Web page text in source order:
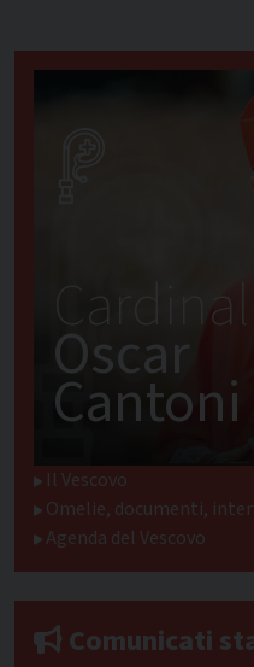
Oscar
Cantoni
Il Vescovo
Omelie, documenti,
Agenda del Vescovo
Comunicati